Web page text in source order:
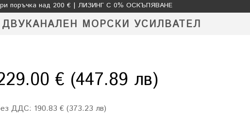
поръчка над 200 € | ЛИЗИНГ С 0% ОСКЪПЯВАНЕ
ДВУКАНАЛЕН МОРСКИ УСИЛВАТЕЛ
€ (447.89 лв)
ДДС: 190.83 € (373.23 лв)